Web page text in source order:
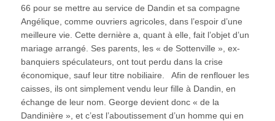
66 pour se mettre au service de Dandin et sa compagne
Angélique, comme ouvriers agricoles, dans l’espoir d’une
meilleure vie. Cette dernière a, quant à elle, fait l’objet d’un
mariage arrangé. Ses parents, les « de Sottenville », ex-
banquiers spéculateurs, ont tout perdu dans la crise
économique, sauf leur titre nobiliaire. Afin de renflouer les
caisses, ils ont simplement vendu leur fille à Dandin, en
échange de leur nom. George devient donc « de la
Dandinière », et c’est l’aboutissement d’un homme qui en